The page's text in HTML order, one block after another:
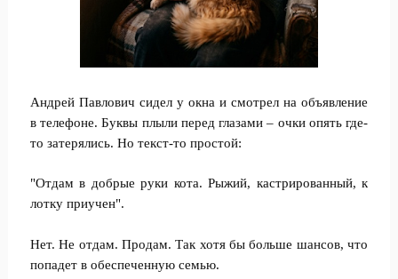
Андрей Павлович сидел у окна и смотрел на объявление
в телефоне. Буквы плыли перед глазами – очки опять где-
то затерялись. Но текст-то простой:
"Отдам в добрые руки кота. Рыжий, кастрированный, к
лотку приучен".
Нет. Не отдам. Продам. Так хотя бы больше шансов, что
попадет в обеспеченную семью.